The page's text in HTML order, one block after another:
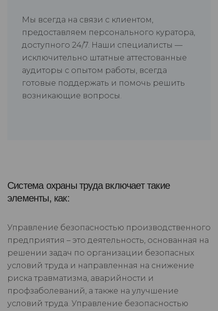
Мы всегда на связи с клиентом,
предоставляем персонального куратора,
доступного 24/7. Наши специалисты —
исключительно штатные аттестованные
аудиторы с опытом работы, всегда
готовые поддержать и помочь решить
возникающие вопросы.
Система охраны труда включает такие
элементы, как:
Управление безопасностью производственного
предприятия – это деятельность, основанная на
решении задач по организации безопасных
условий труда и направленная на снижение
риска травматизма, аварийности и
профзаболеваний, а также на улучшение
условий труда. Управление безопасностью